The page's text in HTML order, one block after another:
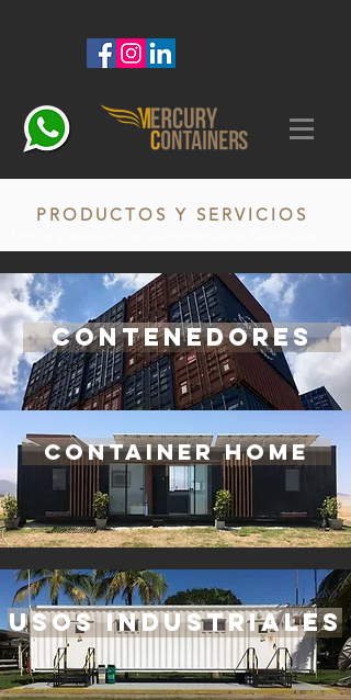
PRODUCTOS Y SERVICIOS
CONTENEDORES
CONTAINER HOME
Usos Industriales